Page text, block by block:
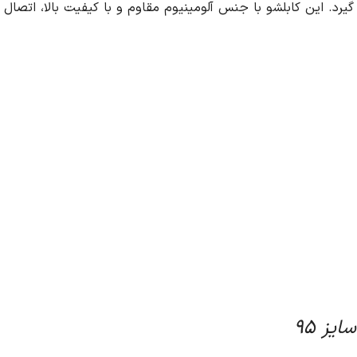
بالا، اتصال مطمئن و پایدار را برای کابل های شما تضمین